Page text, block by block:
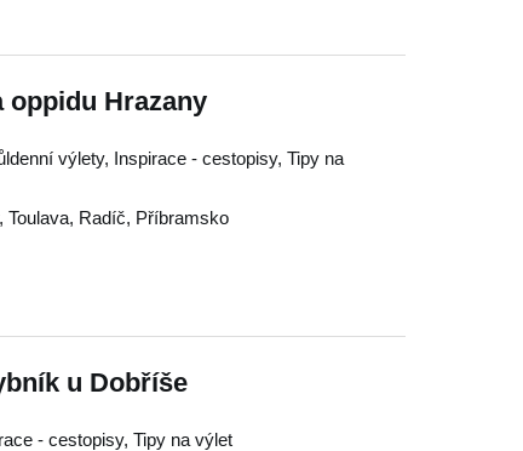
oppidu Hrazany
výlety, Inspirace - cestopisy, Tipy na
Toulava, Radíč, Příbramsko
u Dobříše
- cestopisy, Tipy na výlet